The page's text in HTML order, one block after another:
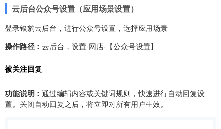
云后台公众号设置（应用场景设置）
登录银豹云后台，进行公众号设置，选择应用场景
操作路径： 云后台，设置-网店-【公众号设置】
被关注回复
功能说明： 通过编辑内容或关键词规则，快速进行自动回复设
置。关闭自动回复之后，将立即对所有用户生效。